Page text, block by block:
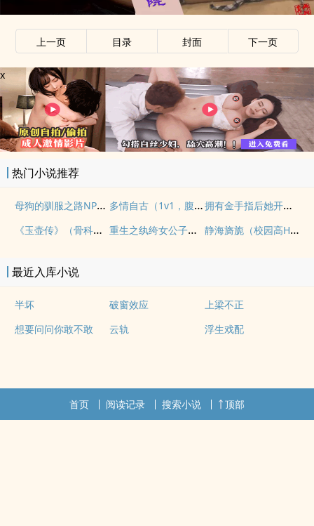
上一页 目录 封面 下一页
x
热门小说推荐
母狗的驯服之路NP（强制爱） 多情自古（1v1，腹黑内侍咸鱼皇后）
拥有金手指后她开始为所欲为（nph）
《玉壶传》（骨科）（兄妹）（np）
重生之纨绔女公子（NPH） 静海旖旎（校园高H）
最近入库小说
半坏 破窗效应
上梁不正
想要问问你敢不敢
云轨 浮生戏配
首页 阅读记录 搜索小说 顶部